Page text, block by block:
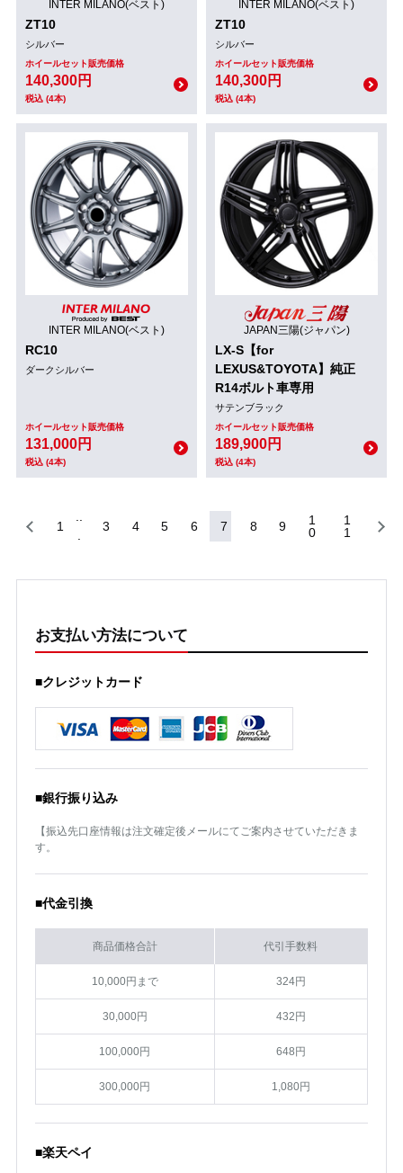
INTER MILANO(ベスト)
ZT10
シルバー
ホイールセット販売価格
140,300円
税込 (4本)
INTER MILANO(ベスト)
ZT10
シルバー
ホイールセット販売価格
140,300円
税込 (4本)
INTER MILANO(ベスト)
RC10
ダークシルバー
ホイールセット販売価格
131,000円
税込 (4本)
JAPAN三陽(ジャパン)
LX-S【for
LEXUS&TOYOTA】純正
R14ボルト車専用
サテンブラック
ホイールセット販売価格
189,900円
税込 (4本)
1 3 4 5 6 7 8 9
1
0
1
1
お支払い方法について
■クレジットカード
■銀行振り込み
【振込先口座情報は注文確定後メールにてご案内させていただきま
す。
■代金引換
商品価格合計 代引手数料
10,000円まで 324円
30,000円 432円
100,000円 648円
300,000円 1,080円
■楽天ペイ